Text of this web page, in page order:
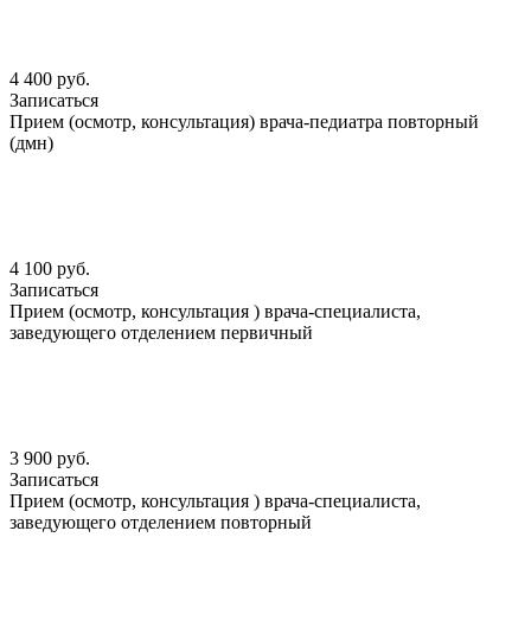
4 400 руб.
Записаться
Прием (осмотр, консультация) врача-педиатра повторный
(дмн)
4 100 руб.
Записаться
Прием (осмотр, консультация ) врача-специалиста,
заведующего отделением первичный
3 900 руб.
Записаться
Прием (осмотр, консультация ) врача-специалиста,
заведующего отделением повторный